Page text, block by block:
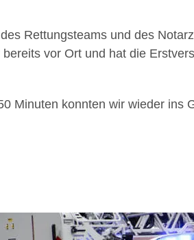
Rettungsteams und des
vor Ort und hat die
Minuten konnten wir wieder ins